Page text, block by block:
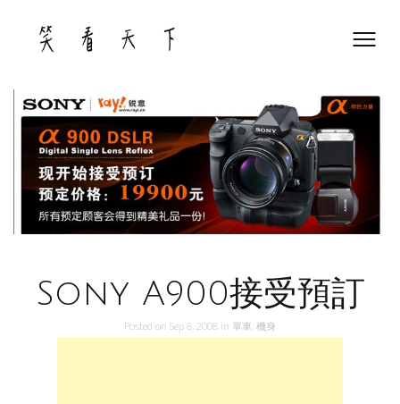
content
Sony A900接受預訂
Posted on Sep 8, 2008 in 單車, 機身